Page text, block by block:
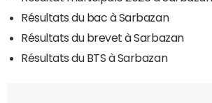
Résultats du bac à Sarbazan
Résultats du brevet à Sarbazan
Résultats du BTS à Sarbazan